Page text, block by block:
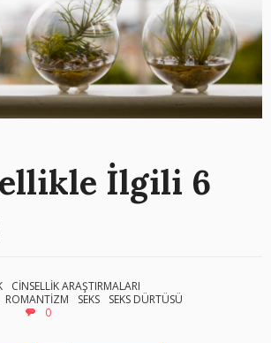
İlgili 6
CİNSELLİK ARAŞTIRMALARI
ROMANTİZM SEKS
SEKS DÜRTÜSÜ
0